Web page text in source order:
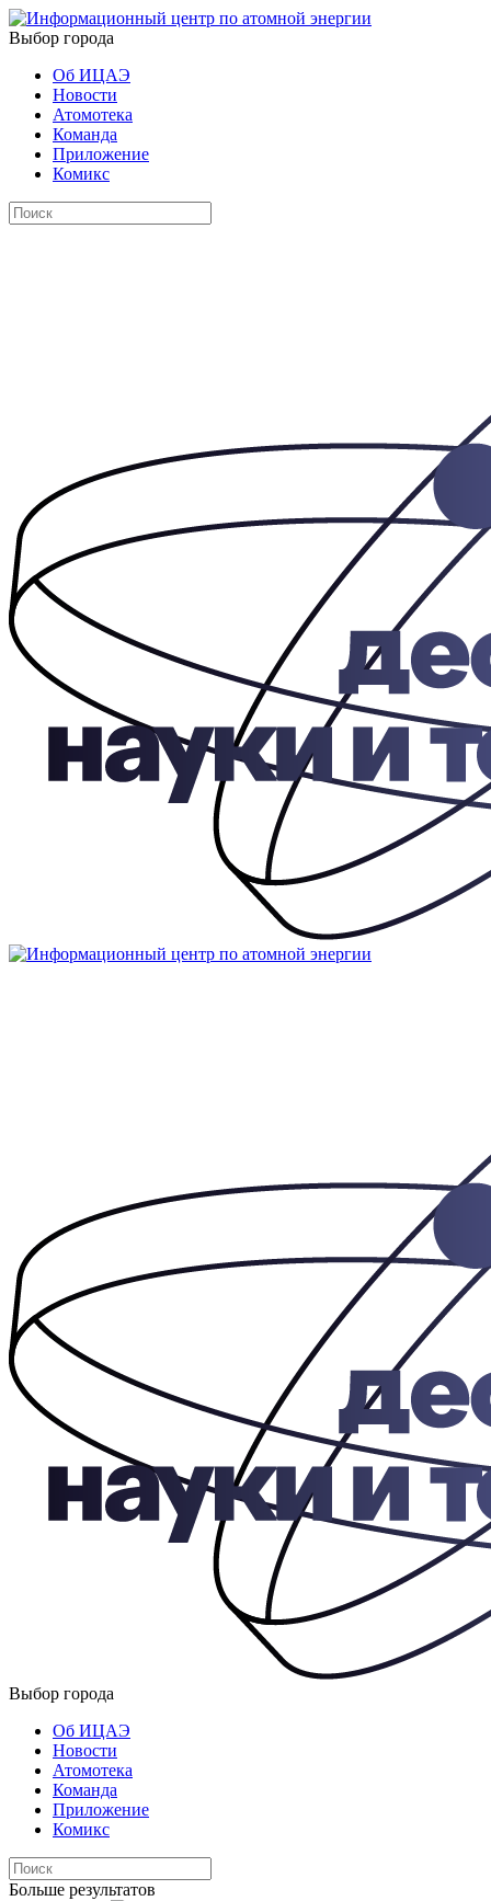
Выбор города
Об ИЦАЭ
Новости
Атомотека
Команда
Приложение
Комикс
Выбор города
Об ИЦАЭ
Новости
Атомотека
Команда
Приложение
Комикс
Больше результатов